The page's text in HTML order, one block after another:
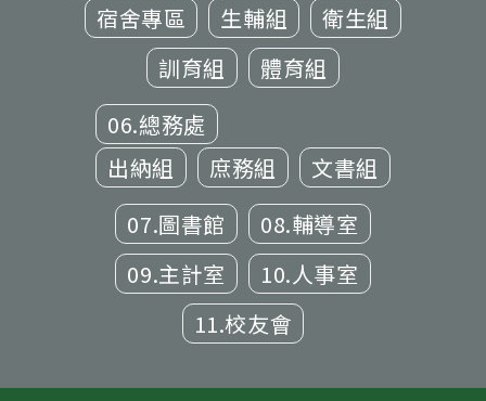
宿舍專區
生輔組
衛生組
訓育組
體育組
06.總務處
出納組
庶務組
文書組
07.圖書館
08.輔導室
09.主計室
10.人事室
11.校友會